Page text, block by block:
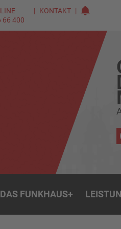
66 400
KONTAKT
DAS FUNKHAUS+